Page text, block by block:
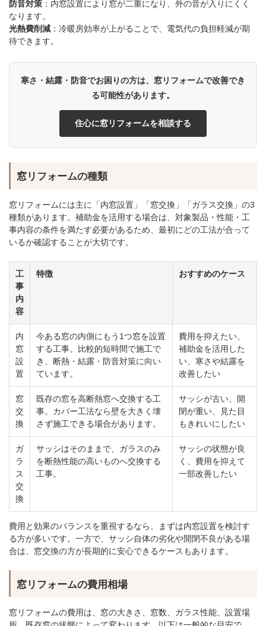
防音対策 ：内窓設置により窓が二重になり、外の音が入りにくく
なります。
光熱費削減 ：冷暖房効率が上がることで、電気代の負担軽減が期
待できます。
寒さ・結露・防音でお困りの方は、窓リフォームで改善でき
る可能性があります。
住心に窓リフォームを相談する
窓リフォームの種類
窓リフォームには主に「内窓設置」「窓交換」「ガラス交換」の3
種類があります。補助金を活用する場合は、対象製品・性能・工
事内容の条件を満たす必要があるため、最初にどの工法が合って
いるか確認することが大切です。
工
事
内
容
特徴 おすすめのケース
内
窓
設
置
今ある窓の内側にもう1つ窓を設置
する工事。比較的短時間で施工で
き、断熱・結露・防音対策に向い
ています。
費用を抑えたい、
補助金を活用した
い、寒さや結露を
改善したい
窓
交
換
既存の窓を高断熱窓へ交換する工
事。カバー工法なら壁を大きく壊
さず施工できる場合があります。
サッシが古い、開
閉が重い、見た目
もきれいにしたい
ガ
ラ
ス
交
換
サッシはそのままで、ガラスのみ
を断熱性能の高いものへ交換する
工事。
サッシの状態が良
く、費用を抑えて
一部改善したい
費用と効果のバランスを重視するなら、まずは内窓設置を検討す
る方が多いです。一方で、サッシ自体の劣化や開閉不良がある場
合は、窓交換の方が長期的に安心できるケースもあります。
窓リフォームの費用相場
窓リフォームの費用は、窓の大きさ、窓数、ガラス性能、設置場